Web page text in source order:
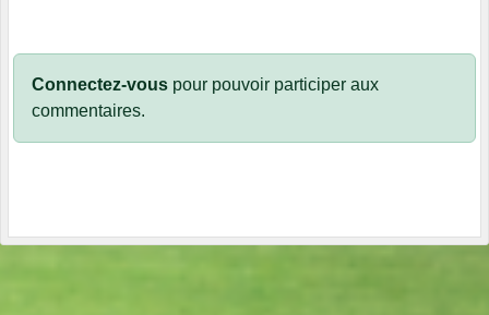
Connectez-vous pour pouvoir participer aux
commentaires.